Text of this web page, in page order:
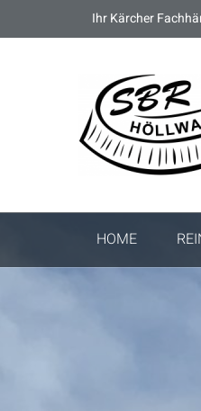
Ihr Kärcher
HOME